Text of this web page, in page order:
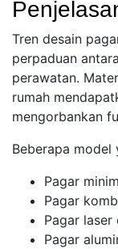
Tren desain
perpaduan
perawatan.
rumah
mengorbankan
Beberapa model
Pagar
Pagar
Pagar
Pagar